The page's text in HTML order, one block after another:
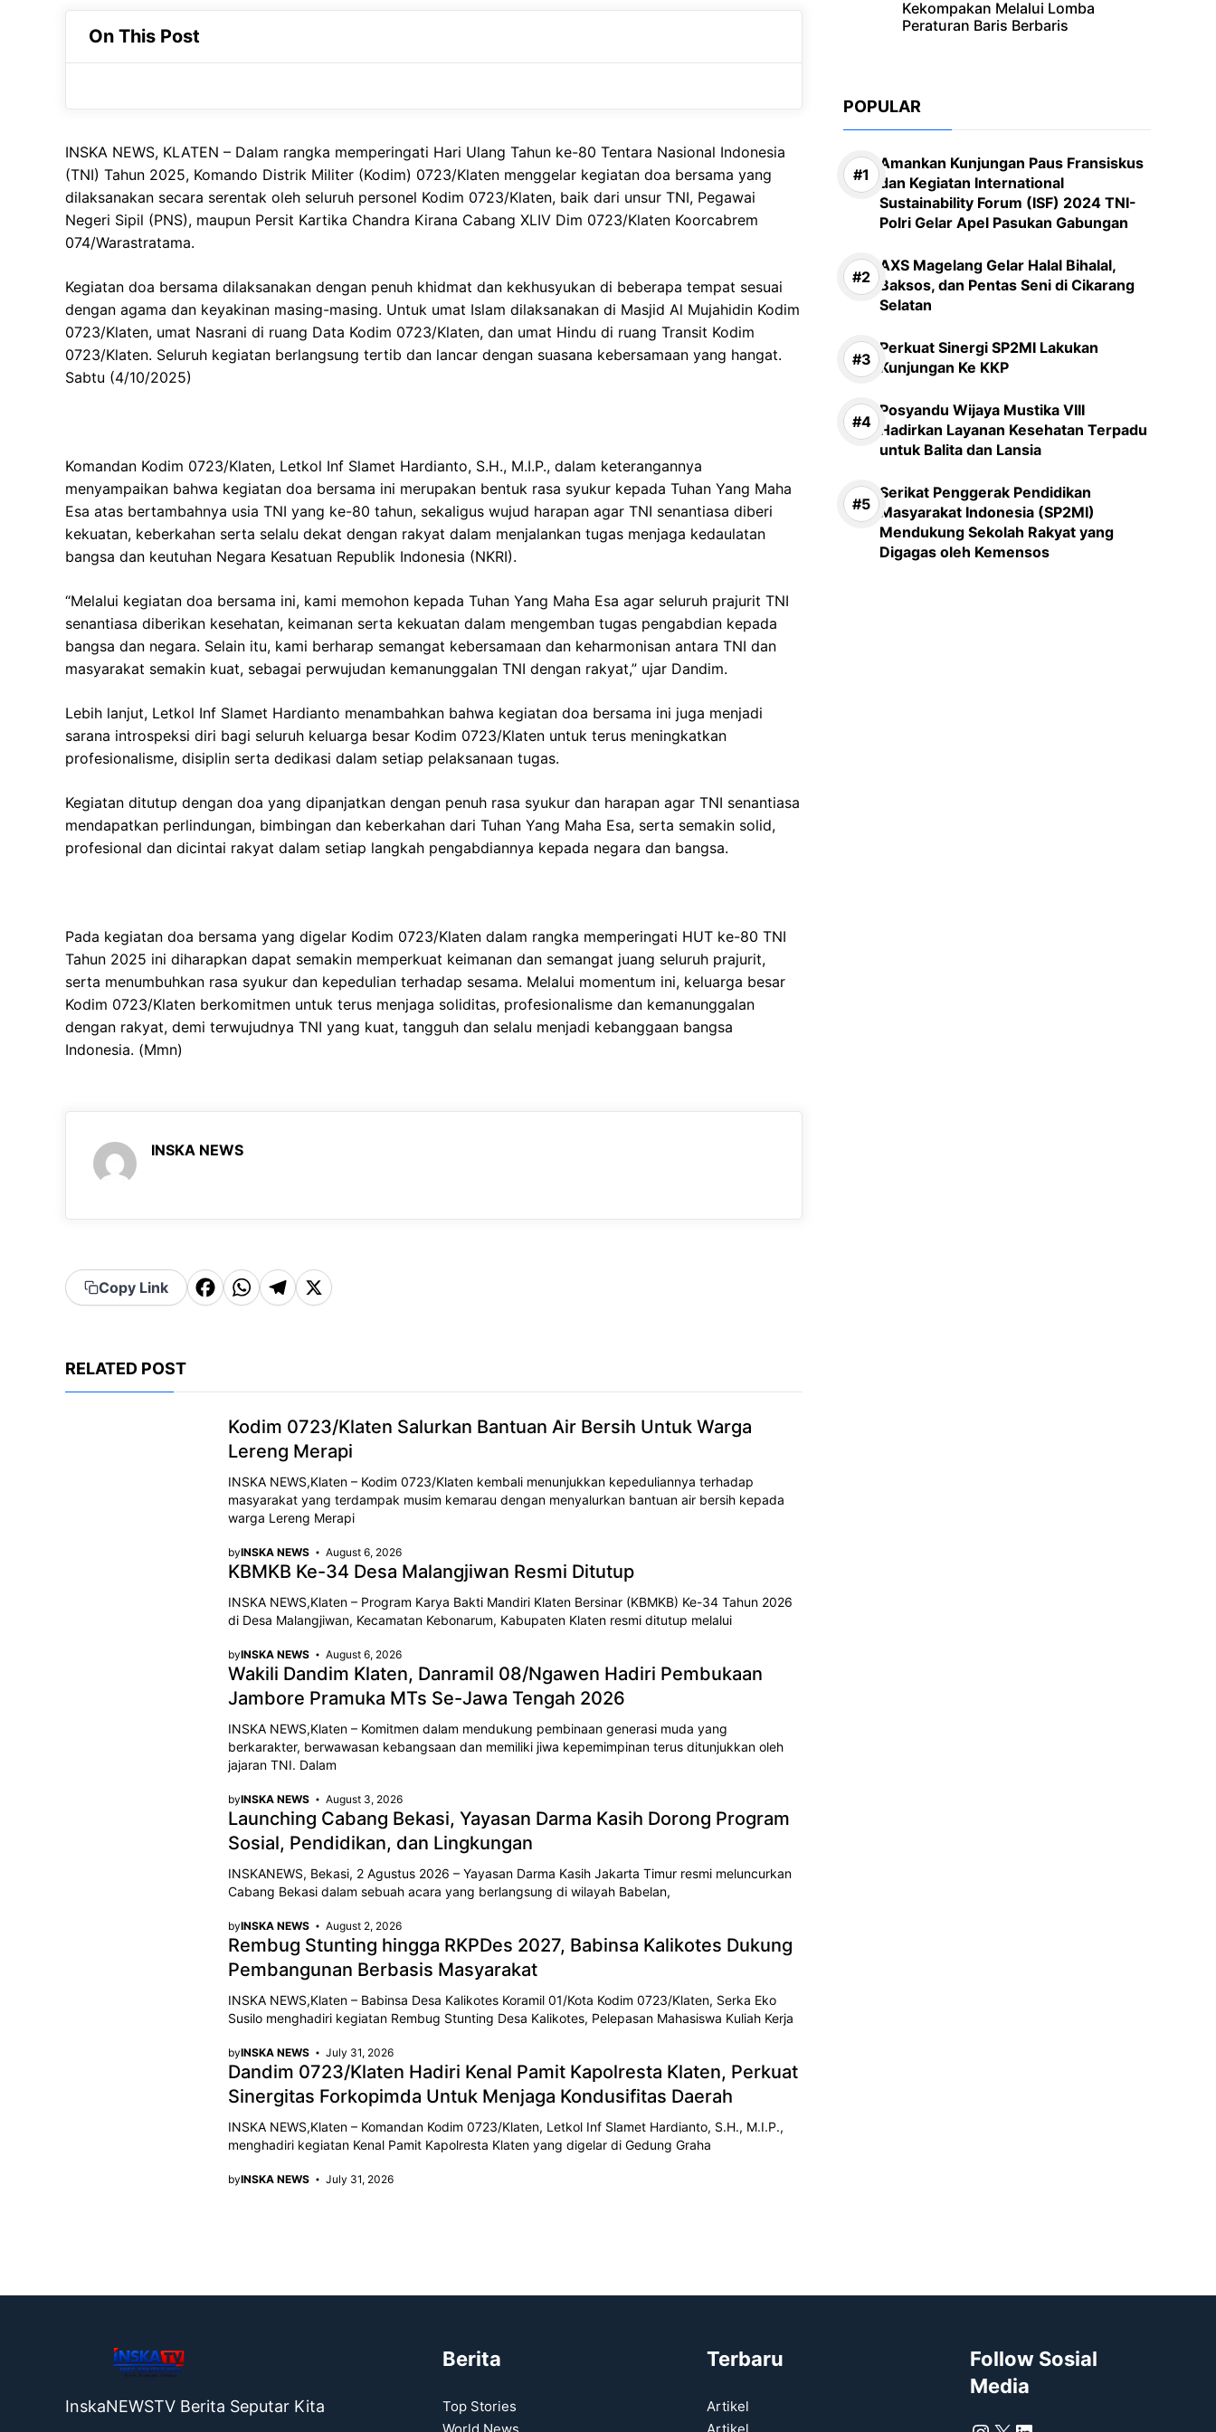
c
o
k
a
A
p
e
a
On This Post
INSKA NEWS, KLATEN – Dalam rangka memperingati Hari Ulang Tahun ke-80 Tentara Nasional Indonesia
(TNI) Tahun 2025, Komando Distrik Militer (Kodim) 0723/Klaten menggelar kegiatan doa bersama yang
dilaksanakan secara serentak oleh seluruh personel Kodim 0723/Klaten, baik dari unsur TNI, Pegawai
Negeri Sipil (PNS), maupun Persit Kartika Chandra Kirana Cabang XLIV Dim 0723/Klaten Koorcabrem
074/Warastratama.
Kegiatan doa bersama dilaksanakan dengan penuh khidmat dan kekhusyukan di beberapa tempat sesuai
dengan agama dan keyakinan masing-masing. Untuk umat Islam dilaksanakan di Masjid Al Mujahidin Kodim
0723/Klaten, umat Nasrani di ruang Data Kodim 0723/Klaten, dan umat Hindu di ruang Transit Kodim
0723/Klaten. Seluruh kegiatan berlangsung tertib dan lancar dengan suasana kebersamaan yang hangat.
Sabtu (4/10/2025)
Komandan Kodim 0723/Klaten, Letkol Inf Slamet Hardianto, S.H., M.I.P., dalam keterangannya
menyampaikan bahwa kegiatan doa bersama ini merupakan bentuk rasa syukur kepada Tuhan Yang Maha
Esa atas bertambahnya usia TNI yang ke-80 tahun, sekaligus wujud harapan agar TNI senantiasa diberi
kekuatan, keberkahan serta selalu dekat dengan rakyat dalam menjalankan tugas menjaga kedaulatan
bangsa dan keutuhan Negara Kesatuan Republik Indonesia (NKRI).
“Melalui kegiatan doa bersama ini, kami memohon kepada Tuhan Yang Maha Esa agar seluruh prajurit TNI
senantiasa diberikan kesehatan, keimanan serta kekuatan dalam mengemban tugas pengabdian kepada
bangsa dan negara. Selain itu, kami berharap semangat kebersamaan dan keharmonisan antara TNI dan
masyarakat semakin kuat, sebagai perwujudan kemanunggalan TNI dengan rakyat,” ujar Dandim.
Lebih lanjut, Letkol Inf Slamet Hardianto menambahkan bahwa kegiatan doa bersama ini juga menjadi
sarana introspeksi diri bagi seluruh keluarga besar Kodim 0723/Klaten untuk terus meningkatkan
profesionalisme, disiplin serta dedikasi dalam setiap pelaksanaan tugas.
Kegiatan ditutup dengan doa yang dipanjatkan dengan penuh rasa syukur dan harapan agar TNI senantiasa
mendapatkan perlindungan, bimbingan dan keberkahan dari Tuhan Yang Maha Esa, serta semakin solid,
profesional dan dicintai rakyat dalam setiap langkah pengabdiannya kepada negara dan bangsa.
Pada kegiatan doa bersama yang digelar Kodim 0723/Klaten dalam rangka memperingati HUT ke-80 TNI
Tahun 2025 ini diharapkan dapat semakin memperkuat keimanan dan semangat juang seluruh prajurit,
serta menumbuhkan rasa syukur dan kepedulian terhadap sesama. Melalui momentum ini, keluarga besar
Kodim 0723/Klaten berkomitmen untuk terus menjaga soliditas, profesionalisme dan kemanunggalan
dengan rakyat, demi terwujudnya TNI yang kuat, tangguh dan selalu menjadi kebanggaan bangsa
Indonesia. (Mmn)
INSKA NEWS
Copy Link
F
a
b
W
h
s
A
p
p
T
el
r
a
m
X
RELATED POST
Kodim 0723/Klaten Salurkan Bantuan Air Bersih Untuk Warga
Lereng Merapi
INSKA NEWS,Klaten – Kodim 0723/Klaten kembali menunjukkan kepeduliannya terhadap
masyarakat yang terdampak musim kemarau dengan menyalurkan bantuan air bersih kepada
warga Lereng Merapi
byINSKA NEWS August 6, 2026
KBMKB Ke-34 Desa Malangjiwan Resmi Ditutup
INSKA NEWS,Klaten – Program Karya Bakti Mandiri Klaten Bersinar (KBMKB) Ke-34 Tahun 2026
di Desa Malangjiwan, Kecamatan Kebonarum, Kabupaten Klaten resmi ditutup melalui
byINSKA NEWS August 6, 2026
Wakili Dandim Klaten, Danramil 08/Ngawen Hadiri Pembukaan
Jambore Pramuka MTs Se-Jawa Tengah 2026
INSKA NEWS,Klaten – Komitmen dalam mendukung pembinaan generasi muda yang
berkarakter, berwawasan kebangsaan dan memiliki jiwa kepemimpinan terus ditunjukkan oleh
jajaran TNI. Dalam
byINSKA NEWS August 3, 2026
Launching Cabang Bekasi, Yayasan Darma Kasih Dorong Program
Sosial, Pendidikan, dan Lingkungan
INSKANEWS, Bekasi, 2 Agustus 2026 – Yayasan Darma Kasih Jakarta Timur resmi meluncurkan
Cabang Bekasi dalam sebuah acara yang berlangsung di wilayah Babelan,
byINSKA NEWS August 2, 2026
Rembug Stunting hingga RKPDes 2027, Babinsa Kalikotes Dukung
Pembangunan Berbasis Masyarakat
INSKA NEWS,Klaten – Babinsa Desa Kalikotes Koramil 01/Kota Kodim 0723/Klaten, Serka Eko
Susilo menghadiri kegiatan Rembug Stunting Desa Kalikotes, Pelepasan Mahasiswa Kuliah Kerja
byINSKA NEWS July 31, 2026
Dandim 0723/Klaten Hadiri Kenal Pamit Kapolresta Klaten, Perkuat
Sinergitas Forkopimda Untuk Menjaga Kondusifitas Daerah
INSKA NEWS,Klaten – Komandan Kodim 0723/Klaten, Letkol Inf Slamet Hardianto, S.H., M.I.P.,
menghadiri kegiatan Kenal Pamit Kapolresta Klaten yang digelar di Gedung Graha
byINSKA NEWS July 31, 2026
Kekompakan Melalui Lomba
Peraturan Baris Berbaris
POPULAR
Amankan Kunjungan Paus Fransiskus
dan Kegiatan International
Sustainability Forum (ISF) 2024 TNI-
Polri Gelar Apel Pasukan Gabungan
AXS Magelang Gelar Halal Bihalal,
Baksos, dan Pentas Seni di Cikarang
Selatan
Perkuat Sinergi SP2MI Lakukan
Kunjungan Ke KKP
Posyandu Wijaya Mustika VIII
Hadirkan Layanan Kesehatan Terpadu
untuk Balita dan Lansia
Serikat Penggerak Pendidikan
Masyarakat Indonesia (SP2MI)
Mendukung Sekolah Rakyat yang
Digagas oleh Kemensos
InskaNEWSTV Berita Seputar Kita
Berita
Top Stories
Terbaru
Artikel
Follow Sosial
Media